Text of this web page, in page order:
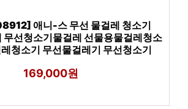
애니-스 무선 물걸레 청소기
선청소기물걸레 선물용물걸레청소
청소기 무선물걸레기 무선청소기
169,000원